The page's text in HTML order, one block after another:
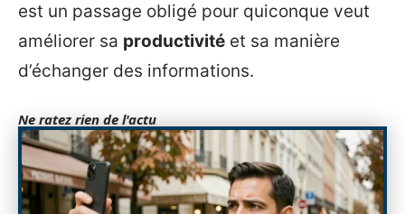
est un passage obligé pour quiconque veut
améliorer sa productivité et sa manière
d’échanger des informations.
Ne ratez rien de l'actu